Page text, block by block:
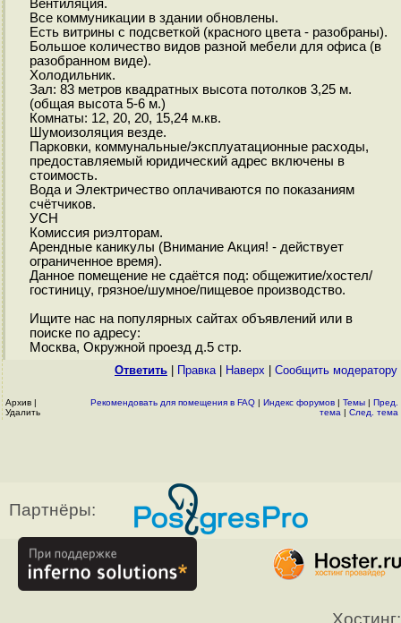
Вентиляция.
Все коммуникации в здании обновлены.
Есть витрины с подсветкой (красного цвета - разобраны).
Большое количество видов разной мебели для офиса (в
разобранном виде).
Холодильник.
Зал: 83 метров квадратных высота потолков 3,25 м.
(общая высота 5-6 м.)
Комнаты: 12, 20, 20, 15,24 м.кв.
Шумоизоляция везде.
Парковки, коммунальные/эксплуатационные расходы,
предоставляемый юридический адрес включены в
стоимость.
Вода и Электричество оплачиваются по показаниям
счётчиков.
УСН
Комиссия риэлторам.
Арендные каникулы (Внимание Акция! - действует
ограниченное время).
Данное помещение не сдаётся под: общежитие/хостел/
гостиницу, грязное/шумное/пищевое производство.
Ищите нас на популярных сайтах объявлений или в
поиске по адресу:
Москва, Окружной проезд д.5 стр.
Ответить Правка| Наверх Cообщить модератору
Архив |
Удалить
Рекомендовать для помещения в FAQ | Индекс форумов | Темы | Пред.
тема | След. тема
Партнёры:
Хостинг: